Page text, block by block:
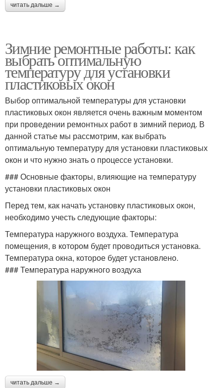
читать дальше →
Зимние ремонтные работы: как
выбрать оптимальную
температуру для установки
пластиковых окон
Выбор оптимальной температуры для установки
пластиковых окон является очень важным моментом
при проведении ремонтных работ в зимний период. В
данной статье мы рассмотрим, как выбрать
оптимальную температуру для установки пластиковых
окон и что нужно знать о процессе установки.
### Основные факторы, влияющие на температуру
установки пластиковых окон
Перед тем, как начать установку пластиковых окон,
необходимо учесть следующие факторы:
Температура наружного воздуха. Температура
помещения, в котором будет проводиться установка.
Температура окна, которое будет установлено.
### Температура наружного воздуха
читать дальше →